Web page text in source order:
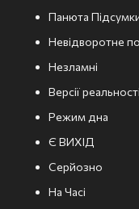
Панюта
Невідворотне
Незламні
Версії реальності
Режим дна
Є ВИХІД
Серйозно
На Часі